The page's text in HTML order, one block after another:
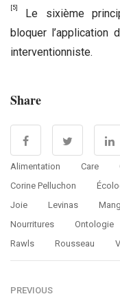
[5]
Le sixième
bloquer l’application
interventionniste.
Share
Alimentation Care
Corine Pelluchon
Joie
Levinas
Nourritures
Ontologie
Rawls
Rousseau
PREVIOUS